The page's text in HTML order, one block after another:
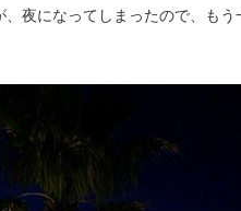
夜になってしまったので、も